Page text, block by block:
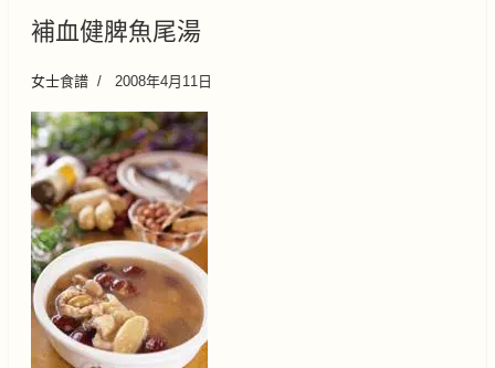
補血健脾魚尾湯
女士食譜 2008年4月11日